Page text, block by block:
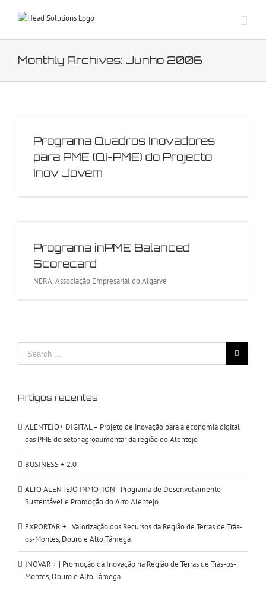
Monthly Archives: Junho 2006
Programa Quadros Inovadores
para PME (QI-PME) do Projecto
Inov Jovem
Programa inPME Balanced
Scorecard
NERA, Associação Empresarial do Algarve
Artigos recentes
ALENTEJO+ DIGITAL – Projeto de inovação para a economia digital
das PME do setor agroalimentar da região do Alentejo
BUSINESS + 2.0
ALTO ALENTEJO INMOTION | Programa de Desenvolvimento
Sustentável e Promoção do Alto Alentejo
EXPORTAR + | Valorização dos Recursos da Região de Terras de Trás-
os-Montes, Douro e Alto Tâmega
INOVAR + | Promoção da Inovação na Região de Terras de Trás-os-
Montes, Douro e Alto Tâmega